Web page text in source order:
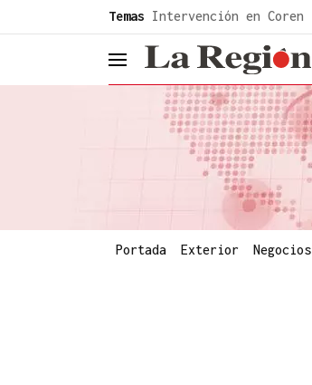
Temas Intervención en Coren
header.menu.open
Portada Exterior Negocios